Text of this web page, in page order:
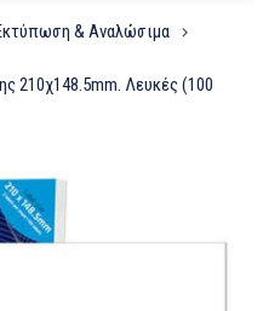
& Αναλώσιμα
210χ148.5mm. Λευκές (100